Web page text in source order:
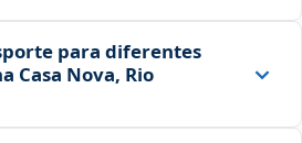
para diferentes
Casa Nova, Rio